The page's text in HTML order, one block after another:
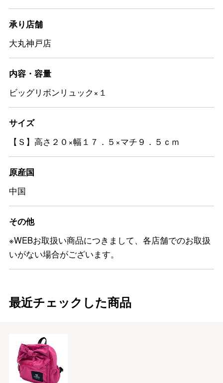
承り店舗
大丸神戸店
内容・容量
ビッグリボンリュック×１
サイズ
【Ｓ】高さ２０×幅１７．５×マチ９．５ｃｍ
原産国
中国
その他
※WEBお取扱い商品につきまして、各店舗でのお取扱
いがない場合がございます。
最近チェックした商品